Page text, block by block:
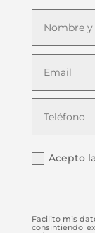
Acepto
Facilito mis
consintiendo